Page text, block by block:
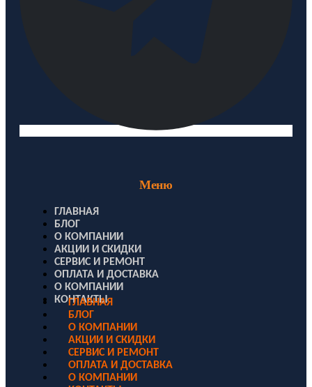
Меню
ГЛАВНАЯ
БЛОГ
О КОМПАНИИ
АКЦИИ И СКИДКИ
СЕРВИС И РЕМОНТ
ОПЛАТА И ДОСТАВКА
О КОМПАНИИ
КОНТАКТЫ
ГЛАВНАЯ
БЛОГ
О КОМПАНИИ
АКЦИИ И СКИДКИ
СЕРВИС И РЕМОНТ
ОПЛАТА И ДОСТАВКА
О КОМПАНИИ